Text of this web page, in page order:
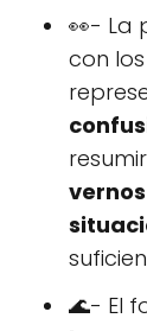
👀- La
con los
🌊- El